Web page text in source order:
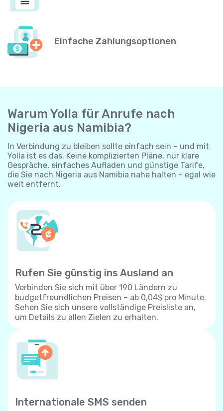
Einfache Zahlungsoptionen
Warum Yolla für Anrufe nach
Nigeria aus Namibia?
In Verbindung zu bleiben sollte einfach sein – und mit
Yolla ist es das. Keine komplizierten Pläne, nur klare
Gespräche, einfaches Aufladen und günstige Tarife,
die Sie nach Nigeria aus Namibia nahe halten – egal wie
weit entfernt.
Rufen Sie günstig ins Ausland an
Verbinden Sie sich mit über 190 Ländern zu
budgetfreundlichen Preisen – ab 0,04$ pro Minute.
Sehen Sie sich unsere vollständige Preisliste an,
um Details zu allen Zielen zu erhalten.
Internationale SMS senden